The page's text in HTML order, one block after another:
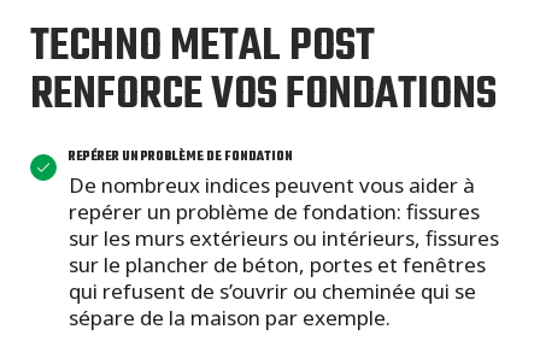
TECHNO METAL POST
RENFORCE VOS FONDATIONS
REPÉRER UN PROBLÈME DE FONDATION
De nombreux indices peuvent vous aider à
repérer un problème de fondation: fissures
sur les murs extérieurs ou intérieurs, fissures
sur le plancher de béton, portes et fenêtres
qui refusent de s’ouvrir ou cheminée qui se
sépare de la maison par exemple.